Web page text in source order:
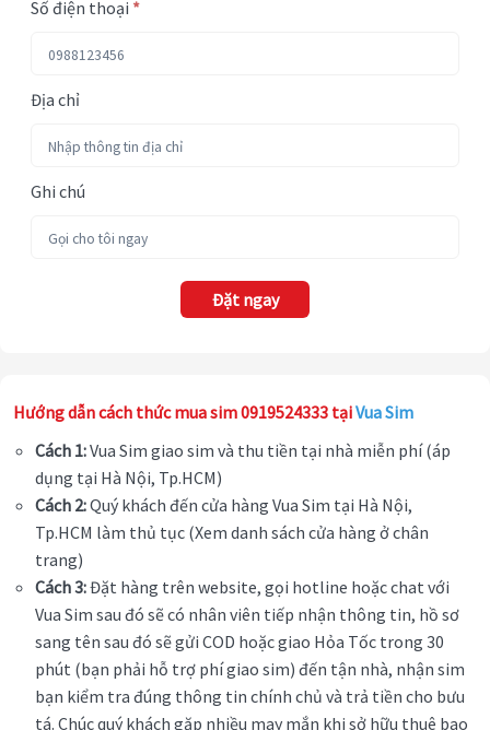
Số điện thoại *
Địa chỉ
Ghi chú
Đặt ngay
Hướng dẫn cách thức mua sim 0919524333 tạiVua Sim
Cách 1:Vua Sim giao sim và thu tiền tại nhà miễn phí (áp
dụng tại Hà Nội, Tp.HCM)
Cách 2:Quý khách đến cửa hàng Vua Sim tại Hà Nội,
Tp.HCM làm thủ tục (Xem danh sách cửa hàng ở chân
trang)
Cách 3:Đặt hàng trên website, gọi hotline hoặc chat với
Vua Sim sau đó sẽ có nhân viên tiếp nhận thông tin, hồ sơ
sang tên sau đó sẽ gửi COD hoặc giao Hỏa Tốc trong 30
phút (bạn phải hỗ trợ phí giao sim) đến tận nhà, nhận sim
bạn kiểm tra đúng thông tin chính chủ và trả tiền cho bưu
tá. Chúc quý khách gặp nhiều may mắn khi sở hữu thuê bao